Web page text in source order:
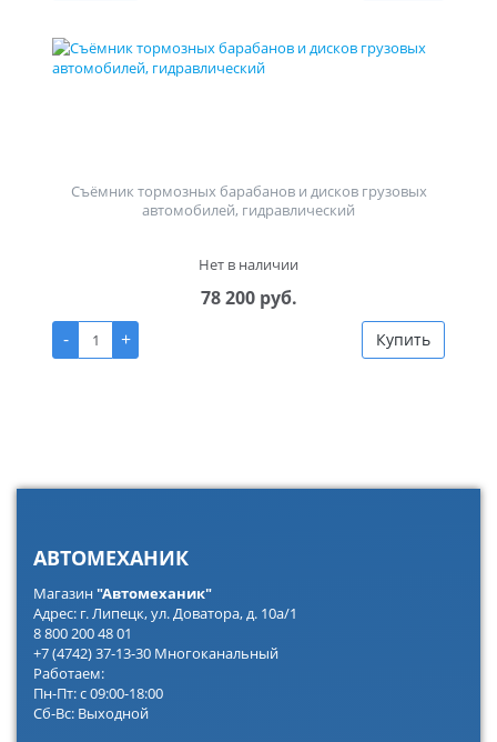
Съёмник тормозных барабанов и дисков грузовых
автомобилей, гидравлический
Нет в наличии
78 200 руб.
-
+ Купить
АВТОМЕХАНИК
Магазин"Автомеханик"
Адрес: г. Липецк, ул. Доватора, д. 10а/1
8 800 200 48 01
+7 (4742) 37-13-30 Многоканальный
Работаем:
Пн-Пт: с 09:00-18:00
Сб-Вс: Выходной